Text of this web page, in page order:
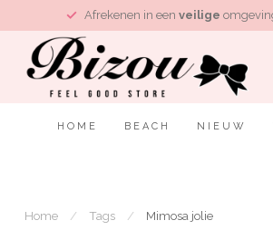
Afrekenen in een veilige
HOME BEACH NIEUW
Home / Tags / Mimosa jolie